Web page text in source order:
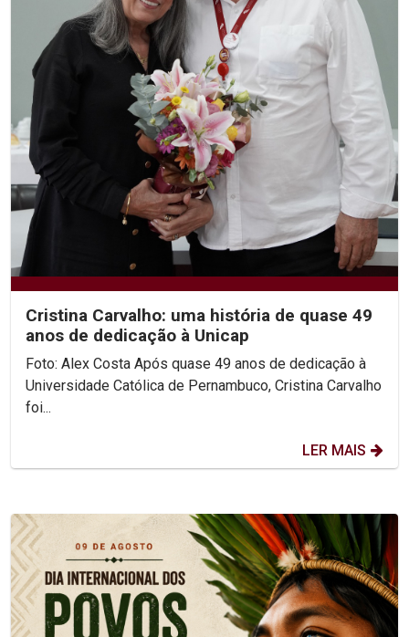
Cristina Carvalho: uma história de quase 49
anos de dedicação à Unicap
Foto: Alex Costa Após quase 49 anos de dedicação à
Universidade Católica de Pernambuco, Cristina Carvalho
foi...
LER MAIS